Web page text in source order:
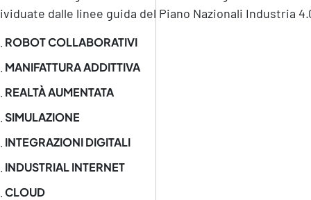
dalle linee guida del Piano Nazionali Industria
ROBOT COLLABORATIVI
MANIFATTURA ADDITTIVA
REALTÀ AUMENTATA
SIMULAZIONE
INTEGRAZIONI DIGITALI
INDUSTRIAL INTERNET
CLOUD